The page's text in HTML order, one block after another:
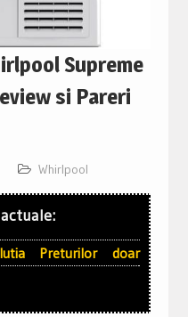
Supreme
si Pareri
Whirlpool
Preturilor
doar